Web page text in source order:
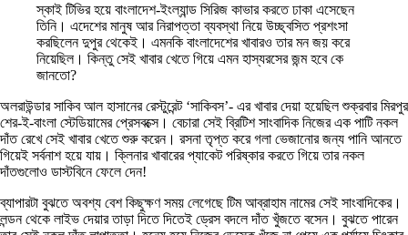
স্কাই টিভির হয়ে বাংলাদেশ-ইংল্যান্ড সিরিজ কাভার করতে ঢাকা এসেছেন
তিনি। এদেশের মানুষ আর নিরাপত্তা ব্যবস্থা নিয়ে উচ্ছ্বসিত প্রশংসা
করছিলেন দুপুর থেকেই। এমনকি বাংলাদেশের খাবারও তার মন জয় করে
নিয়েছিল। কিন্তু সেই খাবার খেতে গিয়ে এমন হাস্যরসের জন্ম হবে কে
জানতো?
অলরাউন্ডার সাকিব আল হাসানের রেস্টুরেন্ট ‘সাকিবস’- এর খাবার দেয়া হয়েছিল শুক্রবার মিরপুর
শের-ই-বাংলা স্টেডিয়ামের প্রেসবক্সে। বেচারা সেই ব্রিটিশ সাংবাদিক নিজের এক পাটি নকল
দাঁত রেখে সেই খাবার খেতে শুরু করেন। রসনা তৃপ্ত করে গলা ভেজানোর জন্য পানি আনতে
গিয়েই সর্বনাশ হয়ে যায়। ক্লিনার খাবারের প্যাকেট পরিষ্কার করতে গিয়ে তার নকল
দাঁতগুলোও ডাস্টবিনে ফেলে দেন!
ব্যাপারটা বুঝতে অবশ্য বেশ কিছুক্ষণ সময় লেগেছে টিম আব্রাহাম নামের সেই সাংবাদিকের।
লন্ডন থেকে লাইভ দেয়ার তাড়া দিতে দিতেই ড্রেস বদলে দাঁত খুঁজতে বসেন। বুঝতে পারেন